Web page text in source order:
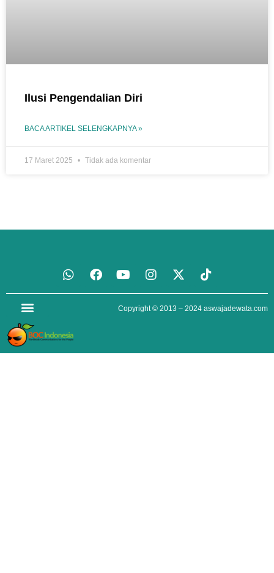
Ilusi Pengendalian Diri
BACA ARTIKEL SELENGKAPNYA »
17 Maret 2025 Tidak ada komentar
Copyright © 2013 – 2024 aswajadewata.com